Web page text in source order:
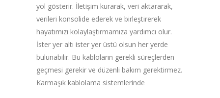
yol gösterir. İletişim kurarak, veri aktararak,
verileri konsolide ederek ve birleştirerek
hayatımızı kolaylaştırmamıza yardımcı olur.
İster yer altı ister yer üstü olsun her yerde
bulunabilir. Bu kabloların gerekli süreçlerden
geçmesi gerekir ve düzenli bakım gerektirmez.
Karmaşık kablolama sistemlerinde